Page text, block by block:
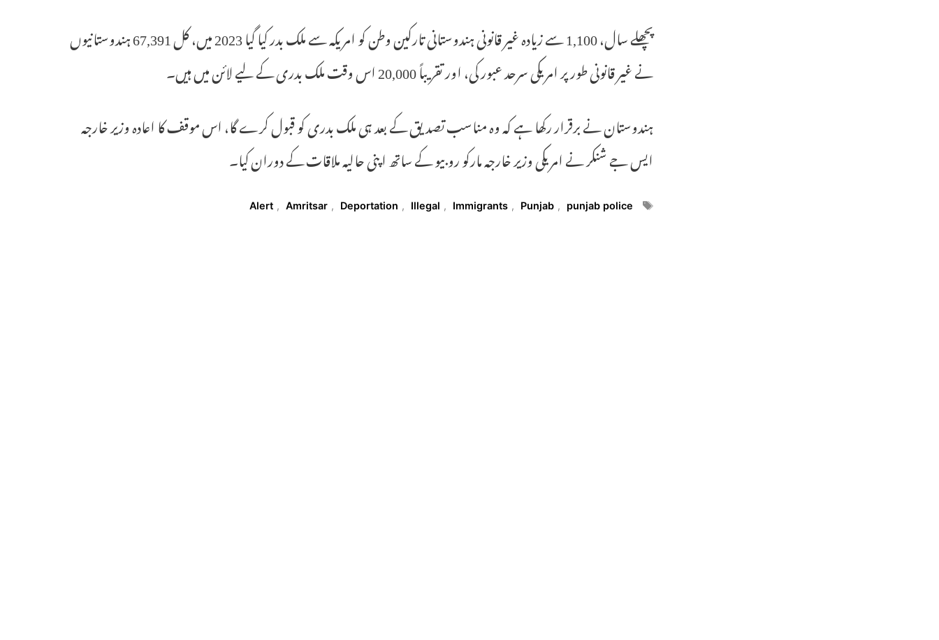
پچھلے سال، 1,100 سے زیادہ غیر قانونی ہندوستانی تارکین وطن کو امریکہ سے ملک بدر کیا گیا 2023 میں، کل 67,391 ہندوستانیوں
نے غیر قانونی طور پر امریکی سرحد عبور کی، اور تقریباً 20,000 اس وقت ملک بدری کے لیے لائن میں ہیں۔
ہندوستان نے برقرار رکھا ہے کہ وہ مناسب تصدیق کے بعد ہی ملک بدری کو قبول کرے گا، اس موقف کا اعادہ وزیر خارجہ
ایس جے شنکر نے امریکی وزیر خارجہ مارکو روبیو کے ساتھ اپنی حالیہ ملاقات کے دوران کیا۔
Tags
Alert , Amritsar , Deportation , Illegal , Immigrants , Punjab , punjab police